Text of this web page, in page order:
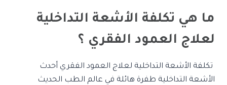
ما هي تكلفة الأشعة التداخلية
لعلاج العمود الفقري ؟
تكلفة الأشعة التداخلية لعلاج العمود الفقري أحدث
الأشعة التداخلية طفرة هائلة في عالم الطب الحديث